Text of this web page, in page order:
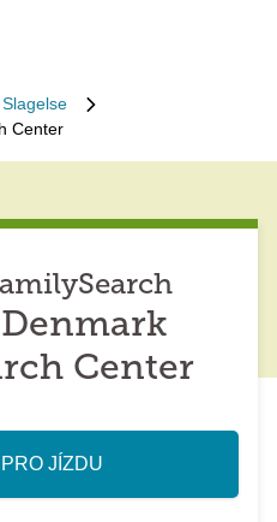
Slagelse
Center
Center
JÍZDU